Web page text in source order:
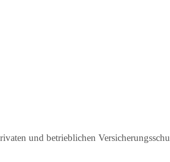
und betrieblichen